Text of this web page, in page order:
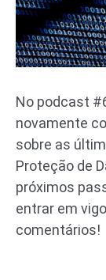
No podcast
novamente
sobre as
Proteção de
próximos
entrar em
comentários!